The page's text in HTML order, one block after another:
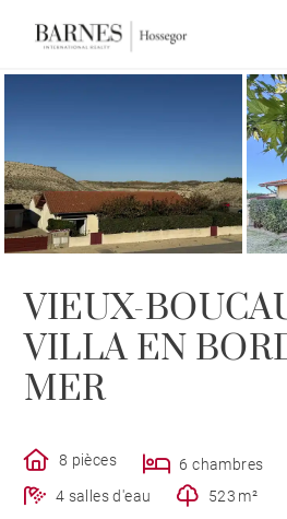
VIEUX-
VILLA EN
MER
8 pièces
6 chambres
4 salles d'eau
523 m²